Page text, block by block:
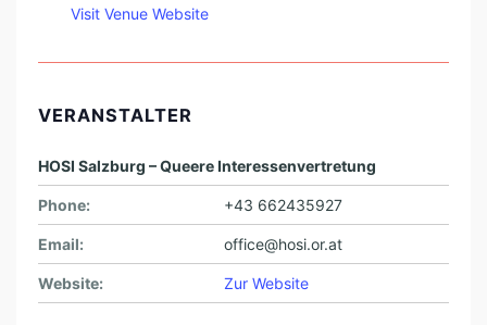
Visit Venue Website
VERANSTALTER
HOSI Salzburg – Queere Interessenvertretung
Phone: +43 662435927
Email: office@hosi.or.at
Website: Zur Website